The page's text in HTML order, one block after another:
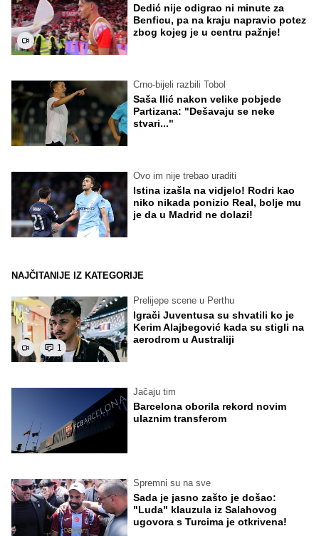
Dedić nije odigrao ni minute za
Benficu, pa na kraju napravio potez
zbog kojeg je u centru pažnje!
Crno-bijeli razbili Tobol
Saša Ilić nakon velike pobjede
Partizana: "Dešavaju se neke
stvari..."
Ovo im nije trebao uraditi
Istina izašla na vidjelo! Rodri kao
niko nikada ponizio Real, bolje mu
je da u Madrid ne dolazi!
NAJČITANIJE IZ KATEGORIJE
1
Prelijepe scene u Perthu
Igrači Juventusa su shvatili ko je
Kerim Alajbegović kada su stigli na
aerodrom u Australiji
Jačaju tim
Barcelona oborila rekord novim
ulaznim transferom
Spremni su na sve
Sada je jasno zašto je došao:
"Luda" klauzula iz Salahovog
ugovora s Turcima je otkrivena!